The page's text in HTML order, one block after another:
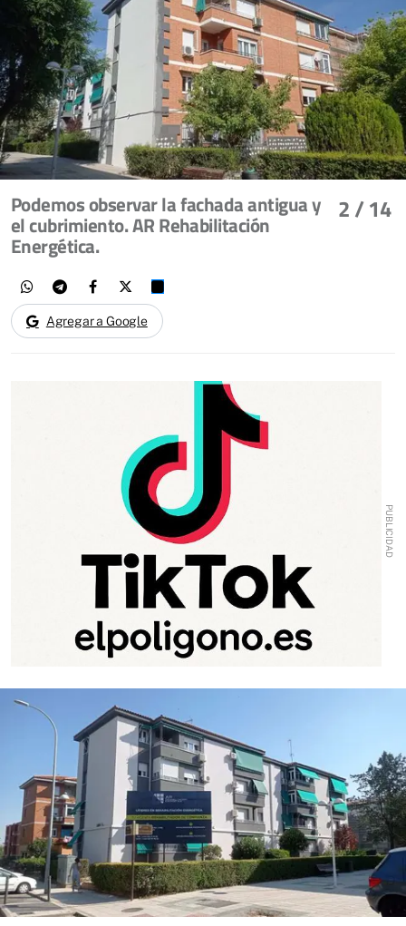
2/ 14
Podemos observar la fachada antigua y
el cubrimiento. AR Rehabilitación
Energética.
Agregar a Google